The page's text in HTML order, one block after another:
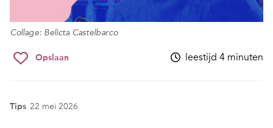
Collage: Belicta Castelbarco
Opslaan leestijd 4 minuten
Tips 22 mei 2026